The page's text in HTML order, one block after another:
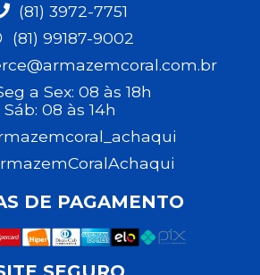
(81) 3972-7751
(81) 99187-9002
a Sex: 08 às 18h
Sáb: 08 às 14h
DE PAGAMENTO